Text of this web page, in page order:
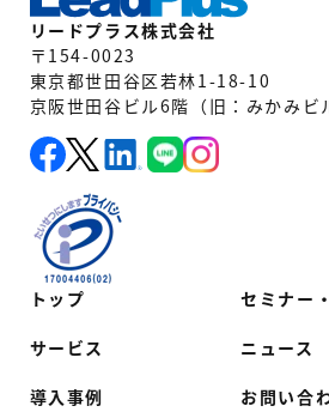
トップ
サービス
導入事例
セミナー
ニュース
お問い合
リードプラス株式会社
〒154-0023
東京都世田谷区若林1-18-10
京阪世田谷ビル6階（旧：みかみビ